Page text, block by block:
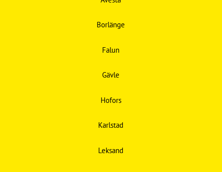
Borlänge
Falun
Gävle
Hofors
Karlstad
Leksand